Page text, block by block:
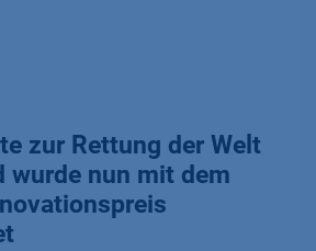
zur Rettung der Welt
wurde nun mit dem